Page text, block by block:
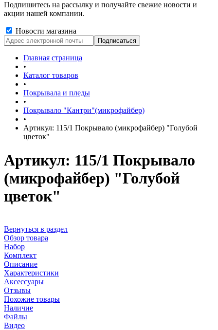
Подпишитесь на рассылку и получайте свежие новости и
акции нашей компании.
Новости магазина
Главная страница
•
Каталог товаров
•
Покрывала и пледы
•
Покрывало "Кантри"(микрофайбер)
•
Артикул: 115/1 Покрывало (микрофайбер) "Голубой
цветок"
Артикул: 115/1 Покрывало
(микрофайбер) "Голубой
цветок"
Вернуться в раздел
Обзор товара
Набор
Комплект
Описание
Характеристики
Аксессуары
Отзывы
Похожие товары
Наличие
Файлы
Видео